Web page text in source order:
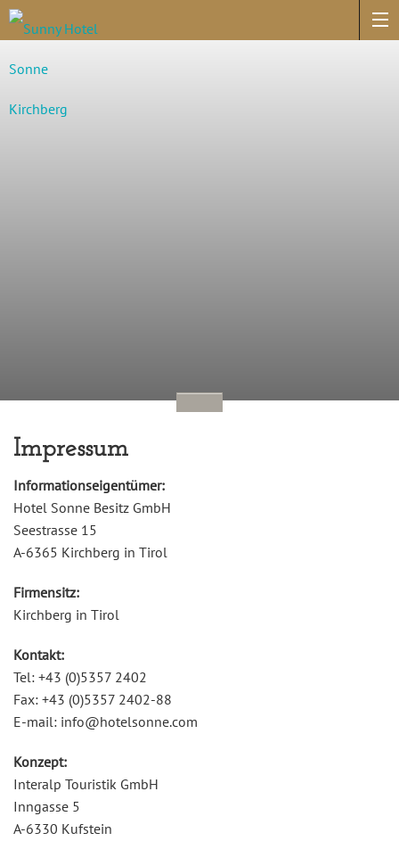
Impressum
Informationseigentümer:
Hotel Sonne Besitz GmbH
Seestrasse 15
A-6365 Kirchberg in Tirol
Firmensitz:
Kirchberg in Tirol
Kontakt:
Tel: +43 (0)5357 2402
Fax: +43 (0)5357 2402-88
E-mail: info@hotelsonne.com
Konzept:
Interalp Touristik GmbH
Inngasse 5
A-6330 Kufstein